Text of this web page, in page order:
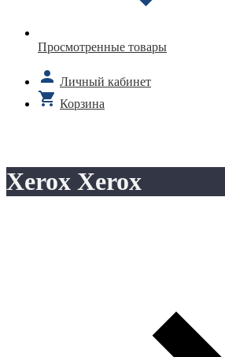
Просмотренные товары
Личный кабинет
Корзина
Xerox Xerox